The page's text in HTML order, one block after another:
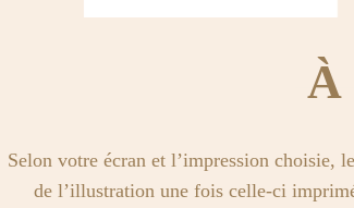
À
Selon votre écran et l’impression choisie,
de l’illustration une fois celle-ci